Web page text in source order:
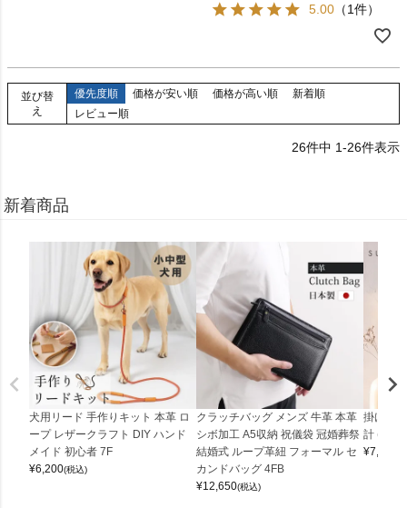
5.00 （1件）
並び替
え
優先度順 価格が安い順 価格が高い順
新着順
レビュー順
26件中 1-26件表示
新着商品
犬用リード 手作りキット 本革 ロ
ープ レザークラフト DIY ハンド
メイド 初心者 7F
¥6,200(税込)
クラッチバッグ メンズ 牛革 本革
シボ加工 A5収納 祝儀袋 冠婚葬祭
結婚式 ループ革紐 フォーマル セ
カンドバッグ 4FB
¥12,650(税込)
掛け時
計
¥7,150